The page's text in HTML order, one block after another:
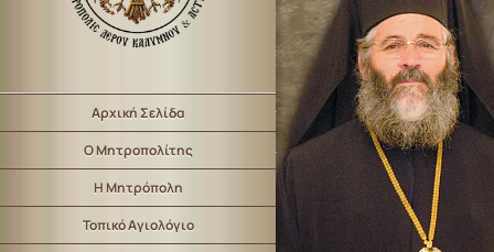
Αρχική Σελίδα
Ο Μητροπολίτης
Η Μητρόπολη
Τοπικό Αγιολόγιο